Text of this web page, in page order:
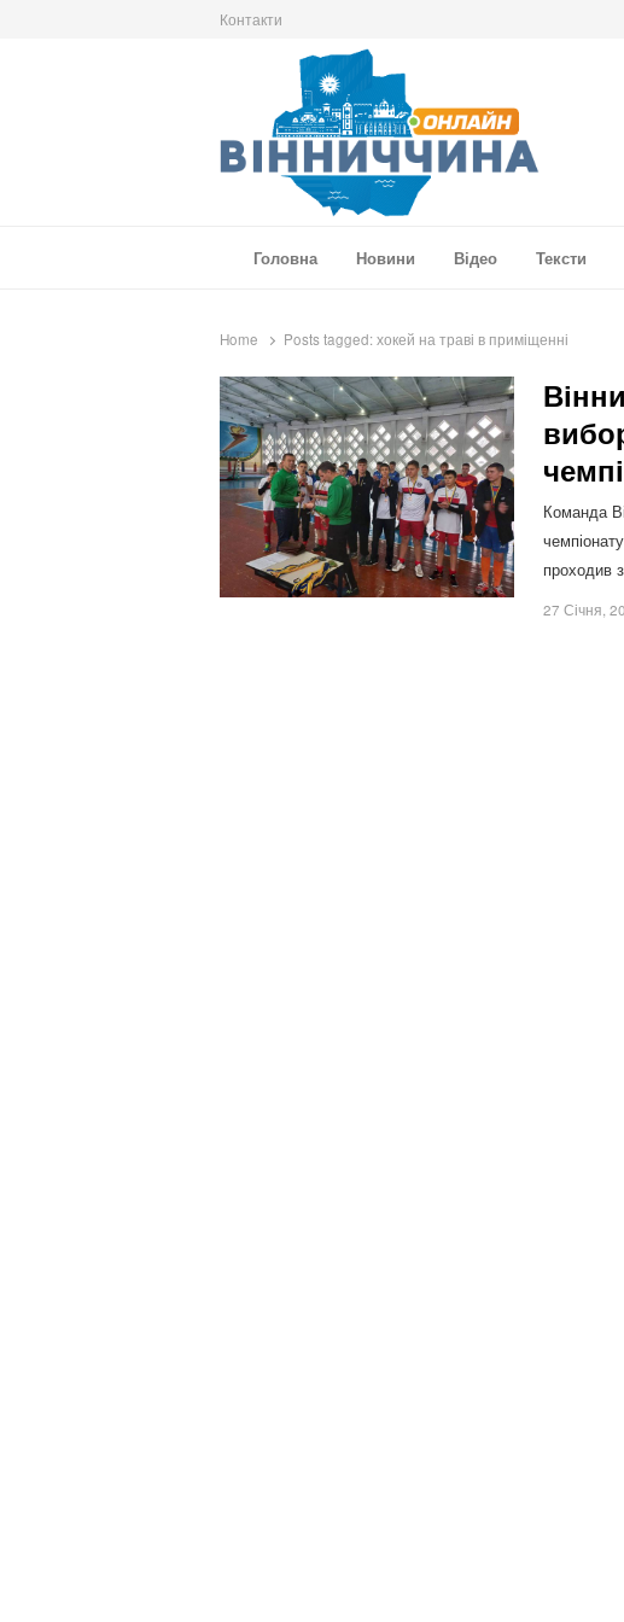
Контакти
Головна
Новини Відео Тексти
Home Posts tagged: хокей на траві в приміщенні
Команда
проходив
27 Січня,